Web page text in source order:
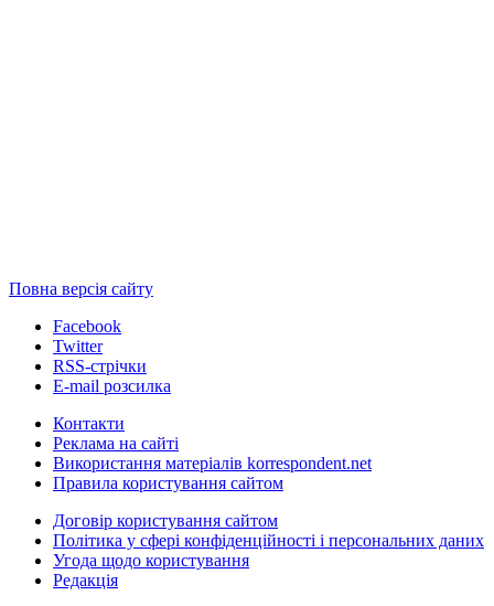
Повна версія сайту
Facebook
Twitter
RSS-стрічки
E-mail розсилка
Контакти
Реклама на сайті
Використання матеріалів korrespondent.net
Правила користування сайтом
Договір користування сайтом
Політика у сфері конфіденційності і персональних даних
Угода щодо користування
Редакція